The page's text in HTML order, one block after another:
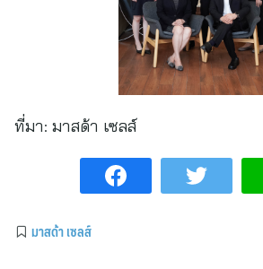
ที่มา: มาสด้า เซลส์
มาสด้า เซลส์